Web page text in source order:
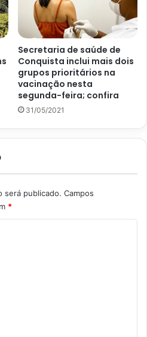
Secretaria de saúde de
Conquista inclui mais dois
grupos prioritários na
vacinação nesta
segunda-feira; confira
31/05/2021
será publicado. Campos
*